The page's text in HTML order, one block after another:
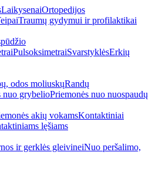
LaikysenaiOrtopedijos
Traumų gydymui ir profilaktikai
PulsoksimetraiSvarstyklėsErkių
odos moliuskųRandų
nuo grybelioPriemonės nuo nuospaudų
akių vokamsKontaktiniai
lęšiams
ir gerklės gleivineiNuo peršalimo,